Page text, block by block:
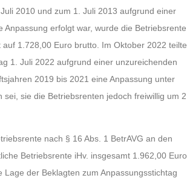
2010 und zum 1. Juli 2013 aufgrund einer
erfolgt war, wurde die Betriebsrente
1.728,00 Euro brutto. Im Oktober 2022 teilte
1. Juli 2022 aufgrund einer unzureichenden
2019 bis 2021 eine Anpassung unter
sie die Betriebsrenten jedoch freiwillig um 2
nach § 16 Abs. 1 BetrAVG an den
Betriebsrente iHv. insgesamt 1.962,00 Euro
der Beklagten zum Anpassungsstichtag